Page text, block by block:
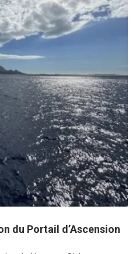
du Portail d’Ascension